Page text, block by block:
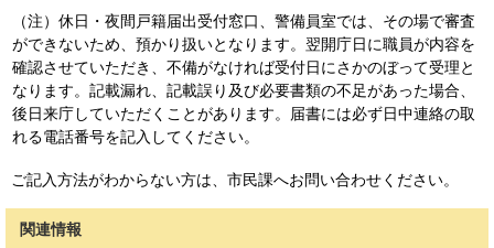
（注）休日・夜間戸籍届出受付窓口、警備員室では、その場で審査
ができないため、預かり扱いとなります。翌開庁日に職員が内容を
確認させていただき、不備がなければ受付日にさかのぼって受理と
なります。記載漏れ、記載誤り及び必要書類の不足があった場合、
後日来庁していただくことがあります。届書には必ず日中連絡の取
れる電話番号を記入してください。
ご記入方法がわからない方は、市民課へお問い合わせください。
関連情報